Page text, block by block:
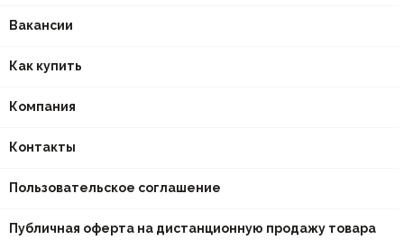
Вакансии
Как купить
Компания
Контакты
Пользовательское соглашение
Публичная оферта на дистанционную продажу товара